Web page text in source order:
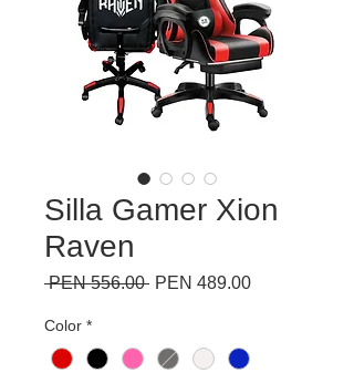
Silla Gamer Xion
Raven
PEN 556.00 Precio
PEN 489.00Precio
Color *